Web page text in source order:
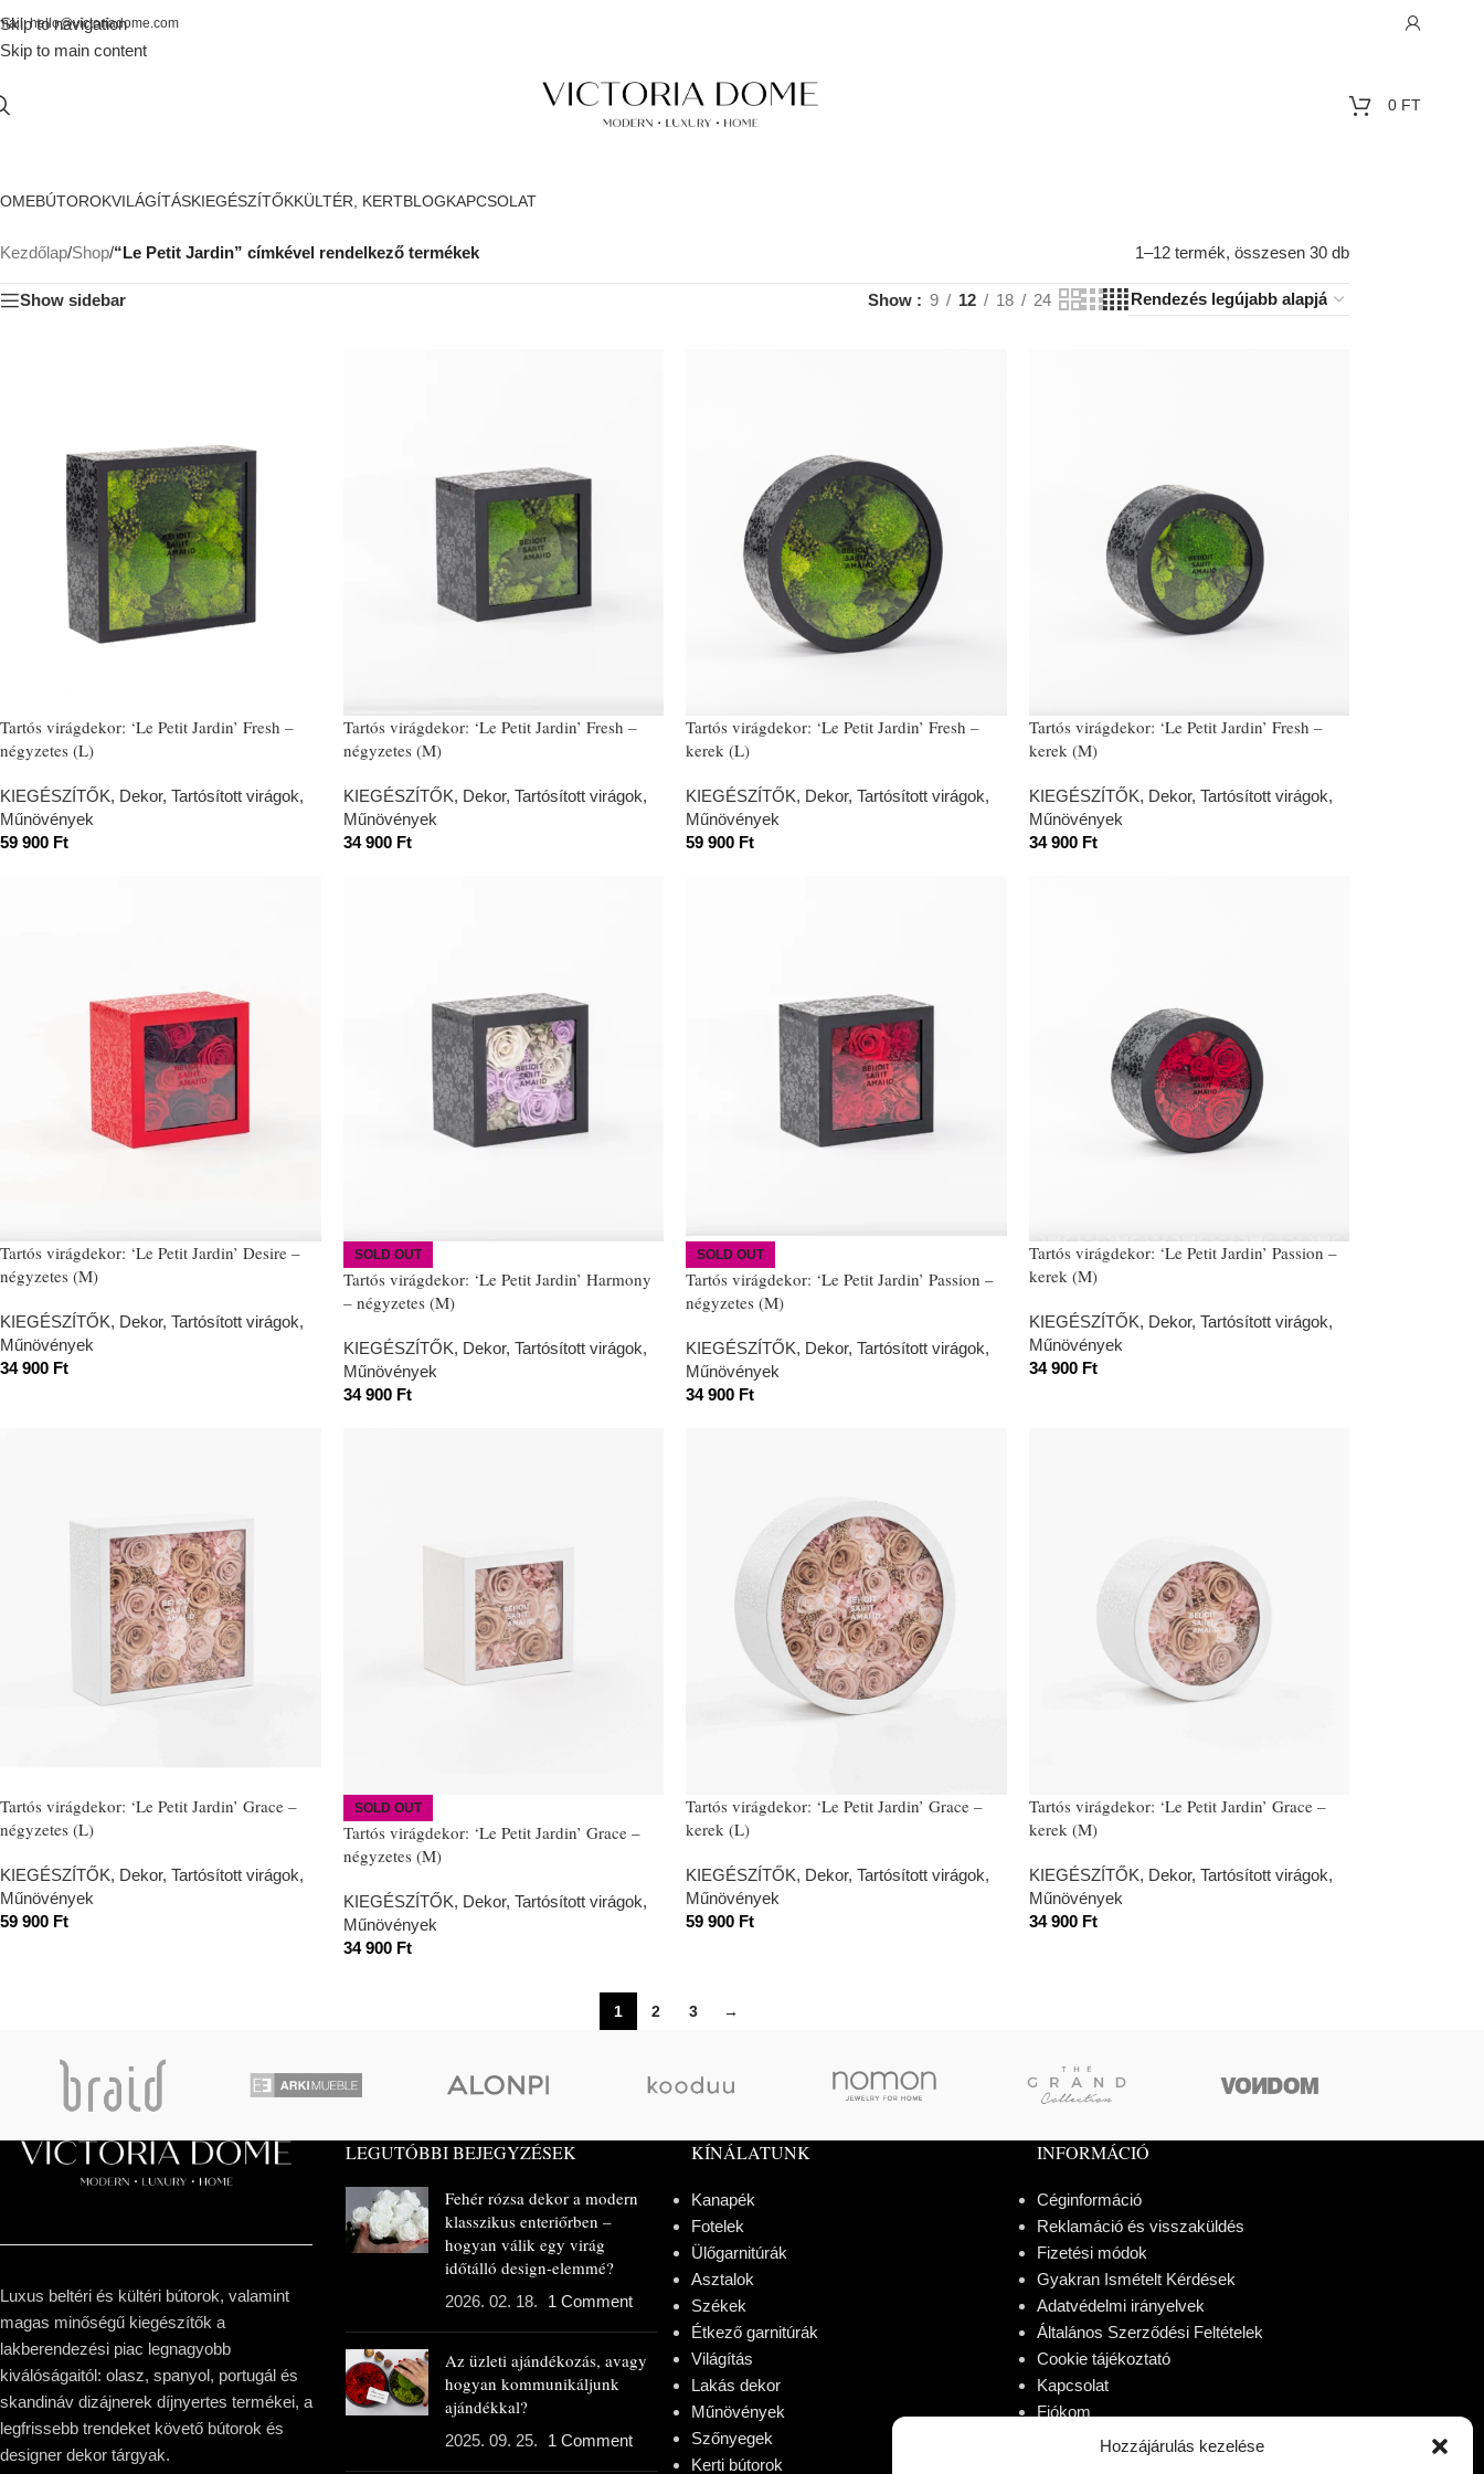
Hozzájárulás kezelése
Skip to navigation
Skip to main content
hello@victoriadome.com
0 FT
BÚTOROKVILÁGÍTÁSKIEGÉSZÍTŐKKÜLTÉR, KERTBLOGKAPCSOLAT
Kezdőlap/Shop/“Le Petit Jardin” címkével rendelkező termékek 1–12 termék, összesen 30 db
Show sidebar Show 9 12 18 24
Tartós virágdekor: ‘Le Petit Jardin’ Fresh –
négyzetes (L)
KIEGÉSZÍTŐK, Dekor, Tartósított virágok,
Műnövények
59 900 Ft
Tartós virágdekor: ‘Le Petit Jardin’ Fresh –
négyzetes (M)
KIEGÉSZÍTŐK, Dekor, Tartósított virágok,
Műnövények
34 900 Ft
Tartós virágdekor: ‘Le Petit Jardin’ Fresh –
kerek (L)
KIEGÉSZÍTŐK, Dekor, Tartósított virágok,
Műnövények
59 900 Ft
Tartós virágdekor: ‘Le Petit Jardin’ Fresh –
kerek (M)
KIEGÉSZÍTŐK, Dekor, Tartósított virágok,
Műnövények
34 900 Ft
Tartós virágdekor: ‘Le Petit Jardin’ Desire –
négyzetes (M)
KIEGÉSZÍTŐK, Dekor, Tartósított virágok,
Műnövények
34 900 Ft
SOLD OUT
Tartós virágdekor: ‘Le Petit Jardin’ Harmony
– négyzetes (M)
KIEGÉSZÍTŐK, Dekor, Tartósított virágok,
Műnövények
34 900 Ft
SOLD OUT
Tartós virágdekor: ‘Le Petit Jardin’ Passion –
négyzetes (M)
KIEGÉSZÍTŐK, Dekor, Tartósított virágok,
Műnövények
34 900 Ft
Tartós virágdekor: ‘Le Petit Jardin’ Passion –
kerek (M)
KIEGÉSZÍTŐK, Dekor, Tartósított virágok,
Műnövények
34 900 Ft
Tartós virágdekor: ‘Le Petit Jardin’ Grace –
négyzetes (L)
KIEGÉSZÍTŐK, Dekor, Tartósított virágok,
Műnövények
59 900 Ft
SOLD OUT
Tartós virágdekor: ‘Le Petit Jardin’ Grace –
négyzetes (M)
KIEGÉSZÍTŐK, Dekor, Tartósított virágok,
Műnövények
34 900 Ft
Tartós virágdekor: ‘Le Petit Jardin’ Grace –
kerek (L)
KIEGÉSZÍTŐK, Dekor, Tartósított virágok,
Műnövények
59 900 Ft
Tartós virágdekor: ‘Le Petit Jardin’ Grace –
kerek (M)
KIEGÉSZÍTŐK, Dekor, Tartósított virágok,
Műnövények
34 900 Ft
1 2 3 →
Luxus beltéri és kültéri bútorok, valamint
magas minőségű kiegészítők a
lakberendezési piac legnagyobb
kiválóságaitól: olasz, spanyol, portugál és
skandináv dizájnerek díjnyertes termékei, a
legfrissebb trendeket követő bútorok és
designer dekor tárgyak.
LEGUTÓBBI BEJEGYZÉSEK
Fehér rózsa dekor a modern
klasszikus enteriőrben –
hogyan válik egy virág
időtálló design-elemmé?
2026. 02. 18. 1 Comment
Az üzleti ajándékozás, avagy
hogyan kommunikáljunk
ajándékkal?
2025. 09. 25. 1 Comment
KÍNÁLATUNK
Kanapék
Fotelek
Ülőgarnitúrák
Asztalok
Székek
Étkező garnitúrák
Világítás
Lakás dekor
Műnövények
Szőnyegek
Kerti bútorok
INFORMÁCIÓ
Céginformáció
Reklamáció és visszaküldés
Fizetési módok
Gyakran Ismételt Kérdések
Adatvédelmi irányelvek
Általános Szerződési Feltételek
Cookie tájékoztató
Kapcsolat
Fiókom